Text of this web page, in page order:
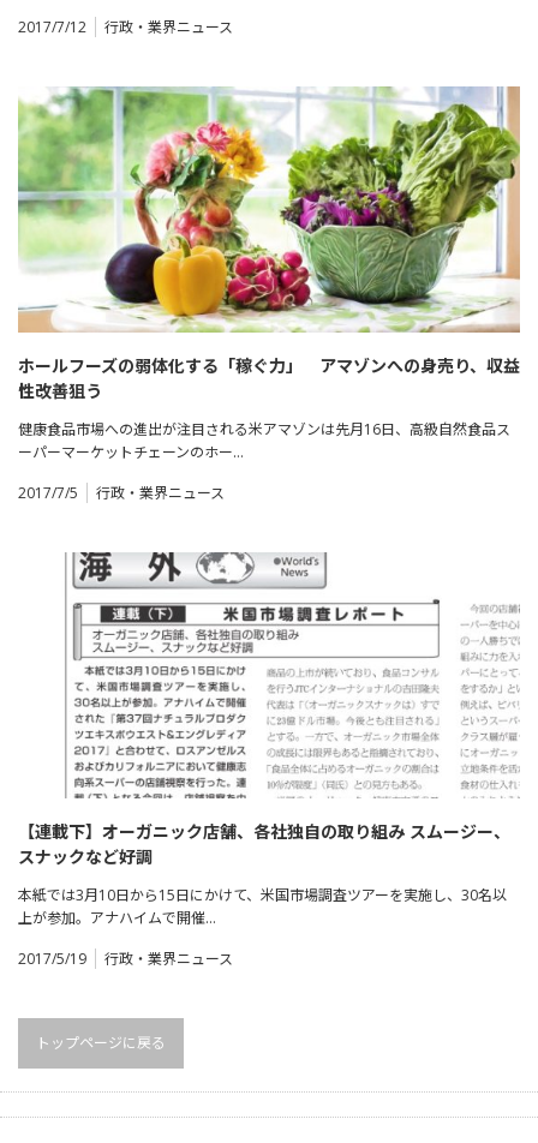
2017/7/12
行政・業界ニュース
ホールフーズの弱体化する「稼ぐ力」 アマゾンへの身売り、収益
性改善狙う
健康食品市場への進出が注目される米アマゾンは先月16日、高級自然食品ス
ーパーマーケットチェーンのホー…
2017/7/5
行政・業界ニュース
【連載下】オーガニック店舗、各社独自の取り組み スムージー、
スナックなど好調
本紙では3月10日から15日にかけて、米国市場調査ツアーを実施し、30名以
上が参加。アナハイムで開催…
2017/5/19
行政・業界ニュース
トップページに戻る